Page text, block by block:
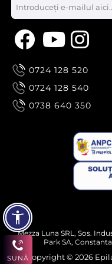
0724 128 520
0724 128 540
0738 640 350
Mezza Luna SRL, Sos.
Park SA,
Copyright © 2026
SUNĂ